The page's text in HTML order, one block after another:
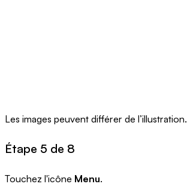
Les images peuvent différer de l’illustration.
Étape 5 de 8
Touchez l'icône Menu.